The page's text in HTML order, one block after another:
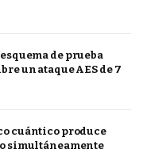
de prueba
un ataque AES de 7
cuántico produce
simultáneamente